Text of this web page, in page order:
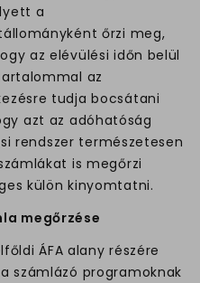
a
őrzi meg,
az elévülési időn belül
az
tudja bocsátani
azt az adóhatóság
rendszer természetesen
is megőrzi
külön kinyomtatni.
megőrzése
ÁFA alany részére
számlázó programoknak